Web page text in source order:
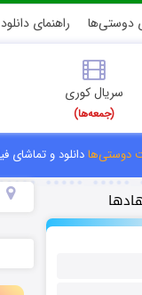
دوستی‌ها راهنمای دانلود
سریال کوری
(جمعه‌ها)
دوستی‌هادانلود و تماشای